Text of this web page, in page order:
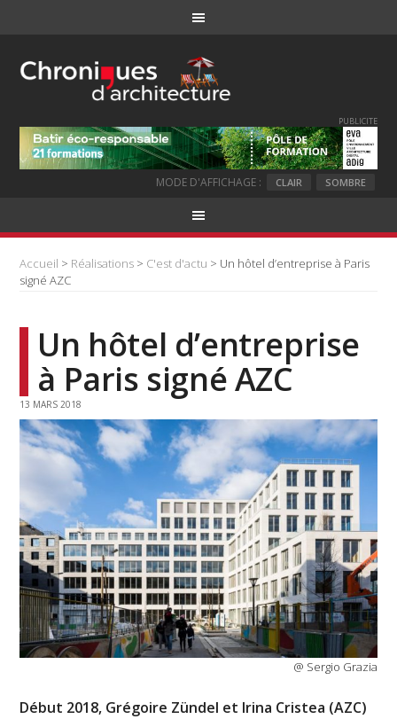
PUBLICITE
MODE D'AFFICHAGE : CLAIR SOMBRE
Accueil > Réalisations > C'est d'actu > Un hôtel d’entreprise à Paris
signé AZC
Un hôtel d’entreprise
à Paris signé AZC
13 MARS 2018
@ Sergio Grazia
Début 2018, Grégoire Zündel et Irina Cristea (AZC)